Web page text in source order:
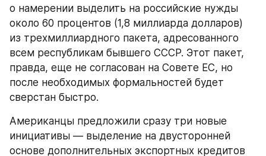
о намерении выделить на российские нужды
около 60 процентов (1,8 миллиарда долларов)
из трехмиллиардного пакета, адресованного
всем республикам бывшего СССР. Этот пакет,
правда, еще не согласован на Совете ЕС, но
после необходимых формальностей будет
сверстан быстро.
Американцы предложили сразу три новые
инициативы — выделение на двусторонней
основе дополнительных экспортных кредитов